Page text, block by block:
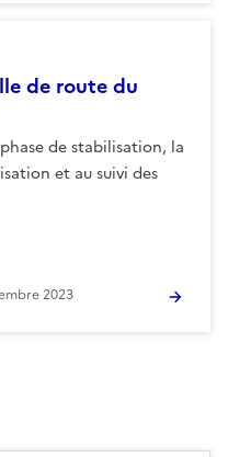
de route du
de stabilisation, la
et au suivi des
2023